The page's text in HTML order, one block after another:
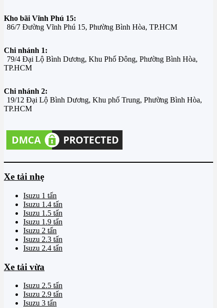
Kho bãi Vĩnh Phú 15:
86/7 Đường Vĩnh Phú 15, Phường Bình Hòa, TP.HCM
Chi nhánh 1:
79/4 Đại Lộ Bình Dương, Khu Phố Đông, Phường Bình Hòa,
TP.HCM
Chi nhánh 2:
19/12 Đại Lộ Bình Dương, Khu phố Trung, Phường Bình Hòa,
TP.HCM
Xe tải nhẹ
Isuzu 1 tấn
Isuzu 1.4 tấn
Isuzu 1.5 tấn
Isuzu 1.9 tấn
Isuzu 2 tấn
Isuzu 2.3 tấn
Isuzu 2.4 tấn
Xe tải vừa
Isuzu 2.5 tấn
Isuzu 2.9 tấn
Isuzu 3 tấn